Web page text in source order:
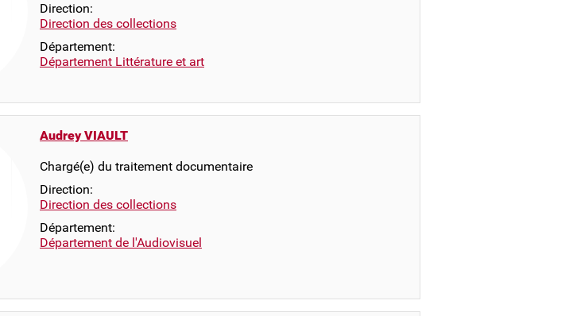
Direction:
Direction des collections
Département:
Département Littérature et art
Audrey VIAULT
Chargé(e) du traitement documentaire
Direction:
Direction des collections
Département:
Département de l'Audiovisuel